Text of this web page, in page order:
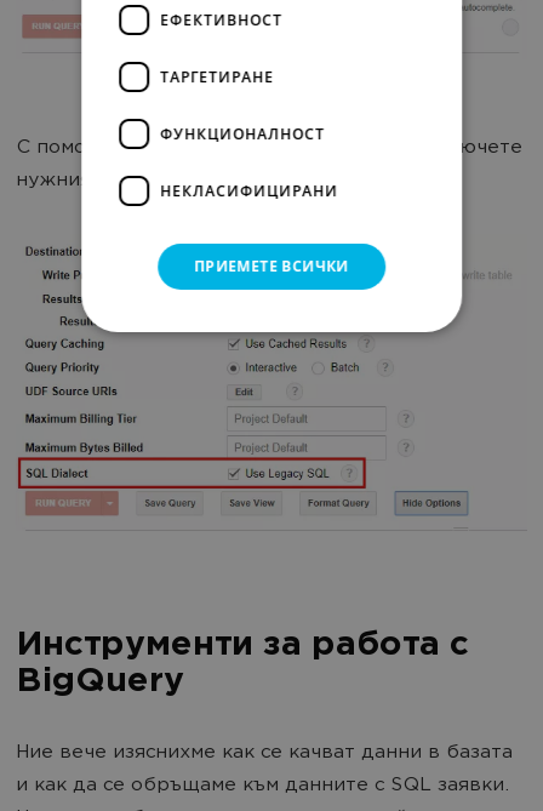
С помощта на чекчето «SQL Dialect» превключете
нужния диалект.
Инструменти за работа с
BigQuery
Ние вече изяснихме как се качват данни в базата
и как да се обръщаме към данните с SQL заявки.
ЕФЕКТИВНОСТ
ТАРГЕТИРАНЕ
ФУНКЦИОНАЛНОСТ
НЕКЛАСИФИЦИРАНИ
ПРИЕМЕТЕ ВСИЧКИ